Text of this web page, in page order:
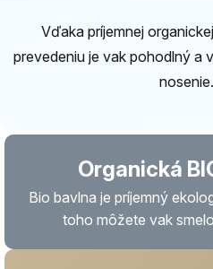
Vďaka príjemnej
prevedeniu je vak pohodlný a
nosenie.
Organická
Bio bavlna je príjemný
toho môžete vak